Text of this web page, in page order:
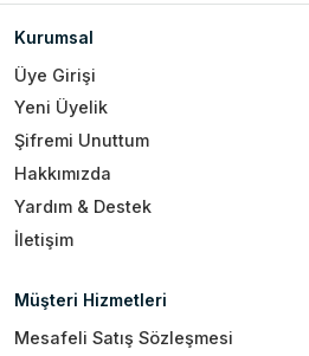
Kurumsal
Üye Girişi
Yeni Üyelik
Şifremi Unuttum
Hakkımızda
Yardım & Destek
İletişim
Müşteri Hizmetleri
Mesafeli Satış Sözleşmesi